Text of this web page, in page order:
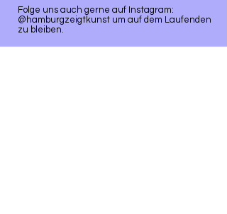
Folge uns auch gerne auf Instagram:
@hamburgzeigtkunst um auf dem Laufenden
zu bleiben.